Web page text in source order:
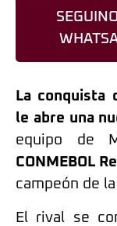
La conquista
le abre una
equipo de
CONMEBOL
campeón de
El rival se